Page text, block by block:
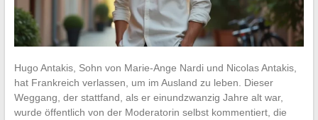
Hugo Antakis, Sohn von Marie-Ange Nardi und Nicolas Antakis,
hat Frankreich verlassen, um im Ausland zu leben. Dieser
Weggang, der stattfand, als er einundzwanzig Jahre alt war,
wurde öffentlich von der Moderatorin selbst kommentiert, die